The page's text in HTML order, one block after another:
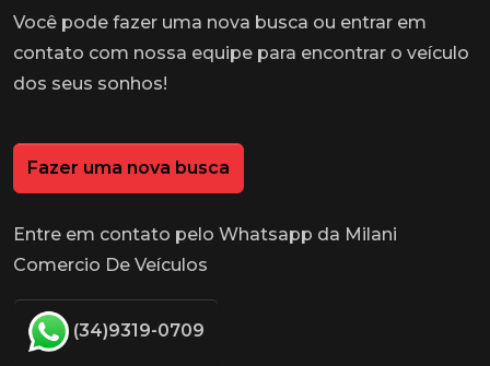
Você pode fazer uma nova busca ou entrar em
contato com nossa equipe para encontrar o veículo
dos seus sonhos!
Fazer uma nova busca
Entre em contato pelo Whatsapp da Milani
Comercio De Veículos
(34)9319-0709